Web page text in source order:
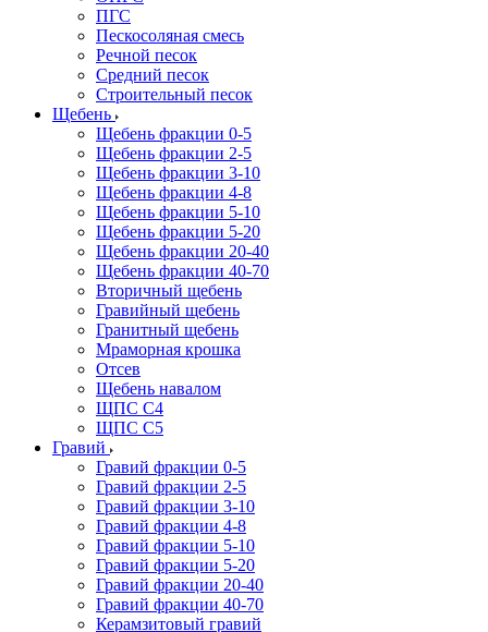
ПГС
Пескосоляная смесь
Речной песок
Средний песок
Строительный песок
Щебень
Щебень фракции 0-5
Щебень фракции 2-5
Щебень фракции 3-10
Щебень фракции 4-8
Щебень фракции 5-10
Щебень фракции 5-20
Щебень фракции 20-40
Щебень фракции 40-70
Вторичный щебень
Гравийный щебень
Гранитный щебень
Мраморная крошка
Отсев
Щебень навалом
ЩПС С4
ЩПС С5
Гравий
Гравий фракции 0-5
Гравий фракции 2-5
Гравий фракции 3-10
Гравий фракции 4-8
Гравий фракции 5-10
Гравий фракции 5-20
Гравий фракции 20-40
Гравий фракции 40-70
Керамзитовый гравий